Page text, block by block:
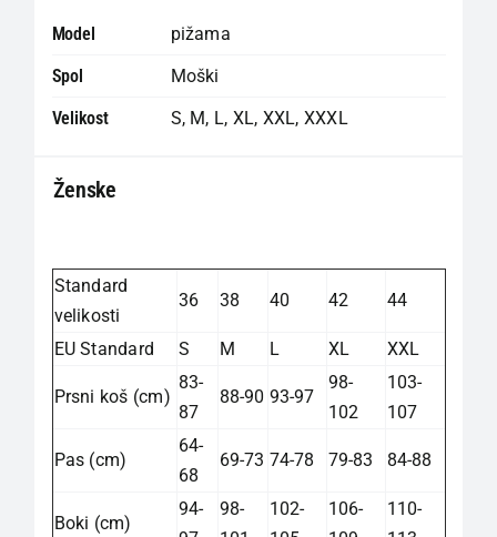
Model
pižama
Spol
Moški
Velikost
S, M, L, XL, XXL, XXXL
Ženske
Standard
velikosti
36 38 40 42 44
EU Standard S M L XL XXL
Prsni koš (cm)
83-
87
88-90 93-97
98-
102
103-
107
Pas (cm)
64-
68
69-73 74-78 79-83 84-88
Boki (cm)
94-
98-
102-
106-
110-